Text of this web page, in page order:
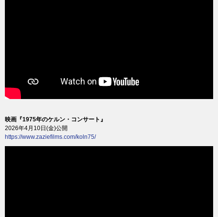
映画『1975年のケルン・コンサート』
2026年4月10日(金)公開
https://www.zaziefilms.com/koln75/